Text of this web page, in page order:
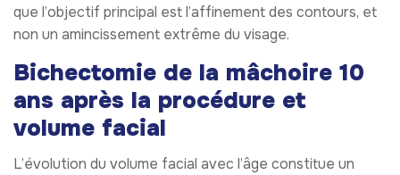
que l’objectif principal est l’affinement des contours, et
non un amincissement extrême du visage.
Bichectomie de la mâchoire 10
ans après la procédure et
volume facial
L’évolution du volume facial avec l’âge constitue un